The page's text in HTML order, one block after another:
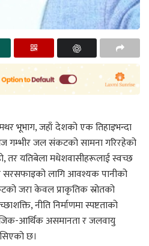
भूभाग, जहाँ देशको एक तिहाइभन्दा
जल संकटको सामना गरिरहेको
तर यतिबेला मधेशवासीहरूलाई स्वच्छ
सरसफाइको लागि आवश्यक पानीको
जरा केवल प्राकृतिक स्रोतको
नीति निर्माणमा स्पष्टताको
आर्थिक असमानता र जलवायु
छ।